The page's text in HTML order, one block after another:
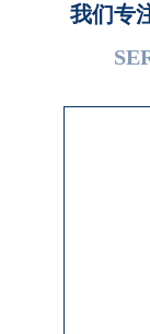
我们专